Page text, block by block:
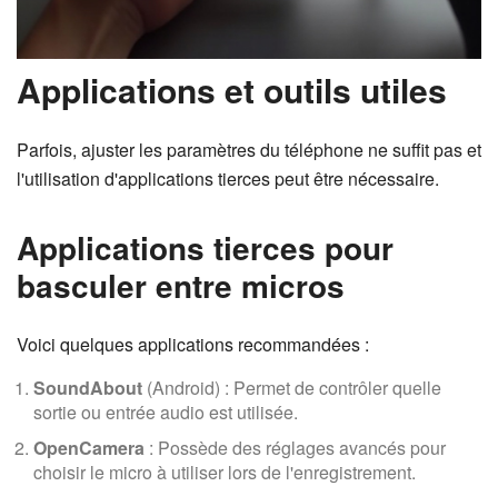
Applications et outils utiles
Parfois, ajuster les paramètres du téléphone ne suffit pas et
l'utilisation d'applications tierces peut être nécessaire.
Applications tierces pour
basculer entre micros
Voici quelques applications recommandées :
SoundAbout (Android) : Permet de contrôler quelle
sortie ou entrée audio est utilisée.
OpenCamera : Possède des réglages avancés pour
choisir le micro à utiliser lors de l'enregistrement.